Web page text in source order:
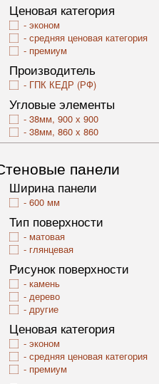
Ценовая категория
эконом
средняя ценовая категория
премиум
Производитель
ГПК КЕДР (РФ)
Угловые элементы
38мм, 900 х 900
38мм, 860 х 860
панели
Ширина панели
600 мм
Тип поверхности
матовая
глянцевая
Рисунок поверхности
камень
дерево
другие
Ценовая категория
эконом
средняя ценовая категория
премиум